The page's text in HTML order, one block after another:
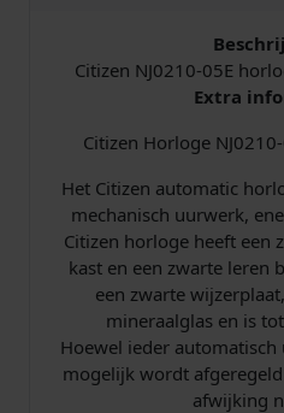
A
o
a
t
i
c
Z
w
a
r
Citizen NJ0210-05E
Extra
Citizen Horloge
Het Citizen automatic
mechanisch uurwerk,
Citizen horloge heeft een
kast en een zwarte leren
een zwarte
mineraalglas en is
Hoewel ieder
mogelijk wordt
afwijking